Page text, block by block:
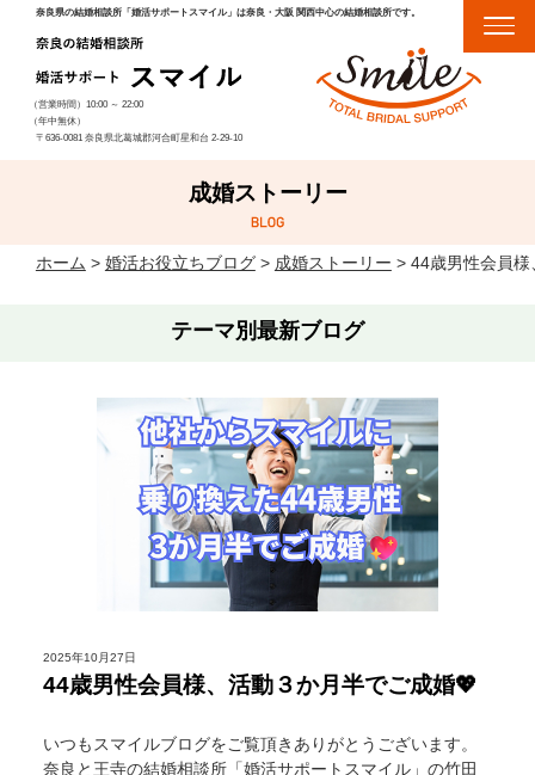
奈良県の結婚相談所「婚活サポートスマイル」は奈良・大阪 関西中心の結婚相談所です。
（営業時間）10:00 ～22:00
（年中無休）
〒636-0081 奈良県北葛城郡河合町星和台 2-29-10
成婚ストーリー
ホーム > 婚活お役立ちブログ> 成婚ストーリー > 44歳男性会員
テーマ別最新ブログ
2025年10月27日
44歳男性会員様、活動３か月半でご成婚💖
いつもスマイルブログをご覧頂きありがとうございます。
奈良と王寺の結婚相談所「婚活サポートスマイル」の竹田